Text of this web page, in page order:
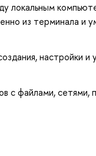
локальным
из терминала и
настройки
с файлами,